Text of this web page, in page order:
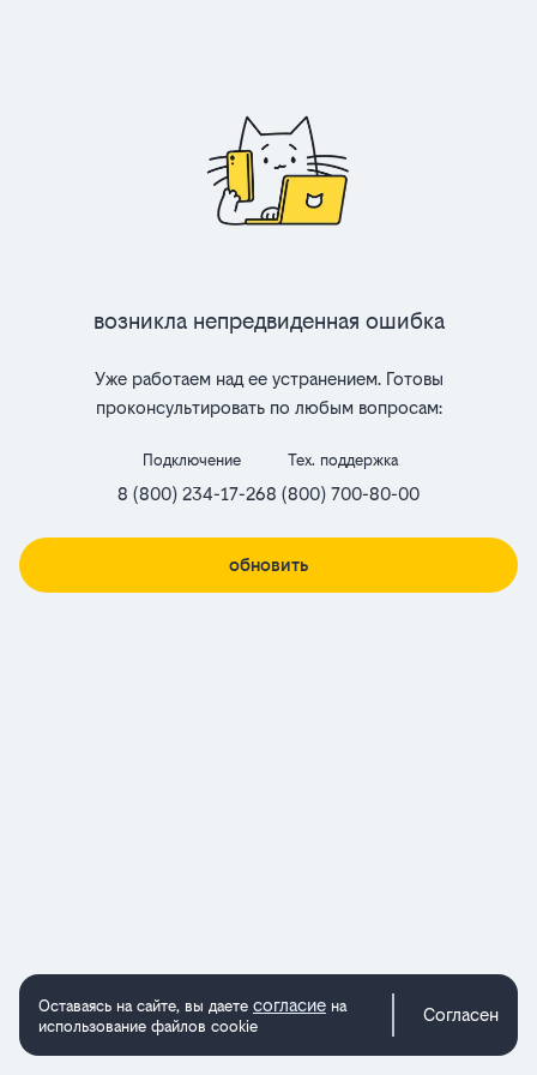
Возникла непредвиденная ошибка
Уже работаем над ее устранением. Готовы
проконсультировать по любым вопросам:
Подключение
8 (800) 234-17-26
Тех. поддержка
8 (800) 700-80-00
обновить
Оставаясь на сайте, вы даете согласие на
использование файлов cookie
Согласен